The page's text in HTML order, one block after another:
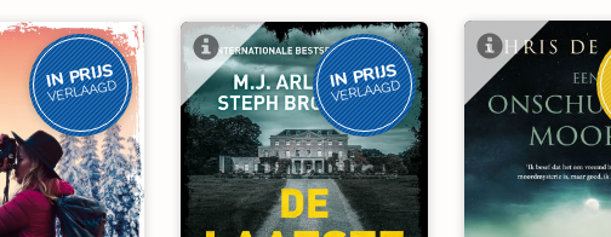
IN PRIJS
VERLAAGD IN PRIJS
VERLAAGD